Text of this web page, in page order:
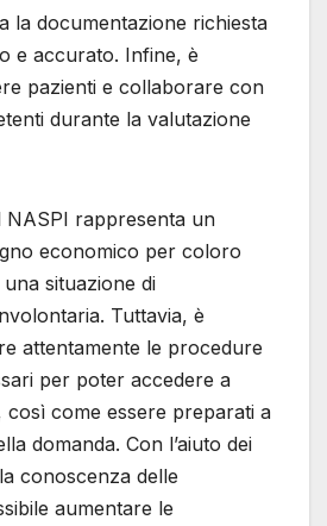
la documentazione richiesta
e accurato. Infine, è
pazienti e collaborare con
durante la valutazione
NASPI rappresenta un
economico per coloro
situazione di
Tuttavia, è
attentamente le procedure
per poter accedere a
così come essere preparati a
domanda. Con l’aiuto dei
conoscenza delle
aumentare le